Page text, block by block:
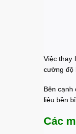
Việc thay
cường độ
Bên cạnh
liệu bền
Các